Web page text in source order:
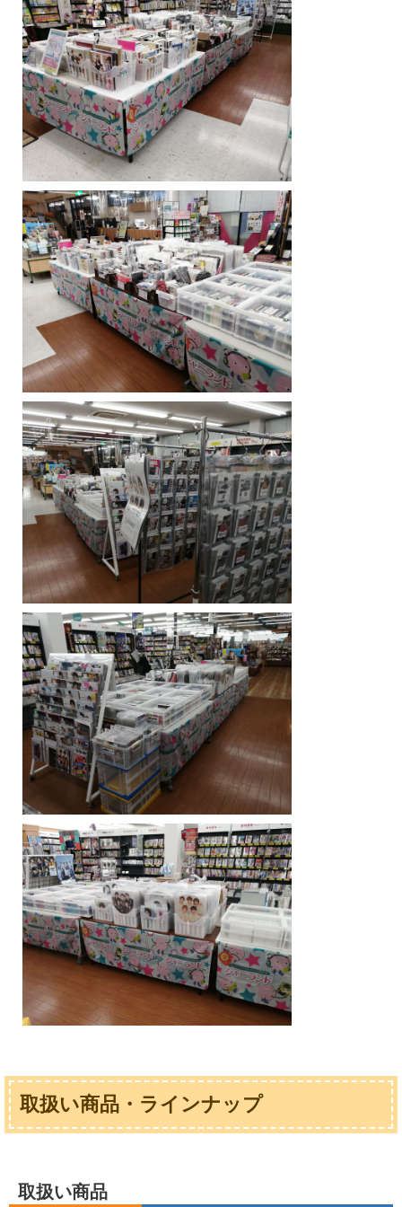
取扱い商品・ラインナップ
取扱い商品